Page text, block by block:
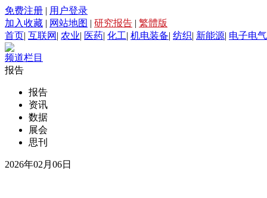
免费注册 | 用户登录
加入收藏 | 网站地图 | 研究报告 | 繁體版
首页| 互联网 | 农业| 医药| 化工| 机电装备| 纺织| 新能源| 电子电气
频道栏目
报告
报告
资讯
数据
展会
思刊
2026年02月06日